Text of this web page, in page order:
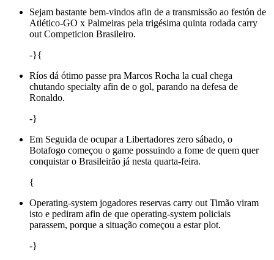
Sejam bastante bem-vindos afin de a transmissão ao festón de
Atlético-GO x Palmeiras pela trigésima quinta rodada carry
out Competicion Brasileiro.
-}{
Ríos dá ótimo passe pra Marcos Rocha la cual chega
chutando specialty afin de o gol, parando na defesa de
Ronaldo.
-}
Em Seguida de ocupar a Libertadores zero sábado, o
Botafogo começou o game possuindo a fome de quem quer
conquistar o Brasileirão já nesta quarta-feira.
{
Operating-system jogadores reservas carry out Timão viram
isto e pediram afin de que operating-system policiais
parassem, porque a situação começou a estar plot.
-}